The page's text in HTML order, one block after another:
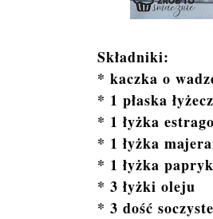
Składniki:
* kaczka o
* 1 płaska
* 1 łyżka
* 1 łyżka
* 1 łyżka
* 3 łyżki oleju
* 3 dość